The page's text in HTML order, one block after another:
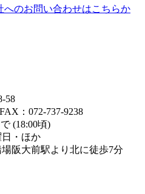
58
：072-737-9238
(18:00頃)
・ほか
阪大前駅より北に徒歩7分